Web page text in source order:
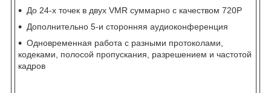
До 24-х точек в двух VMR суммарно с качеством 720P
Дополнительно 5-и сторонняя аудиоконференция
Одновременная работа с разными протоколами,
кодеками, полосой пропускания, разрешением и частотой
кадров